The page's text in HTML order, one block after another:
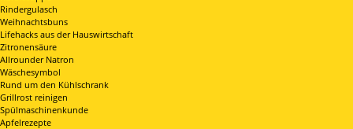
Rindergulasch
Weihnachtsbuns
Lifehacks aus der Hauswirtschaft
Zitronensäure
Allrounder Natron
Wäschesymbol
Rund um den Kühlschrank
Grillrost reinigen
Spülmaschinenkunde
Apfelrezepte